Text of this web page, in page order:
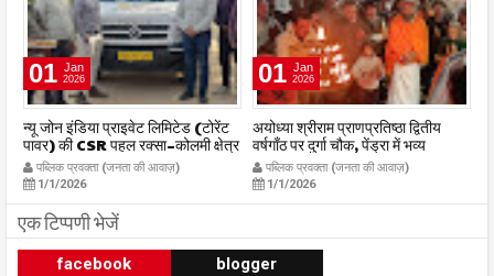
01 Jan
2026
न्यू जोन इंडिया प्राइवेट लिमिटेड (टोरेंट
पावर) की CSR पहल रक्सा–कोलमी क्षेत्र
में चलित अस्पताल एम्बुलेंस सेवा का
शुभारंभ publicpravakta.com
पब्लिक प्रवक्ता (जनता की आवाज़)
1/1/2026
01 Jan
2026
अयोध्या श्रीराम प्राणप्रतिष्ठा द्वितीय
वर्षगाँठ पर दुर्गा चौक, पेंड्रा में भव्य
महाआरती सम्पन्न
publicpravakta.com
पब्लिक प्रवक्ता (जनता की आवाज़)
1/1/2026
एक टिप्पणी भेजें
facebook blogger